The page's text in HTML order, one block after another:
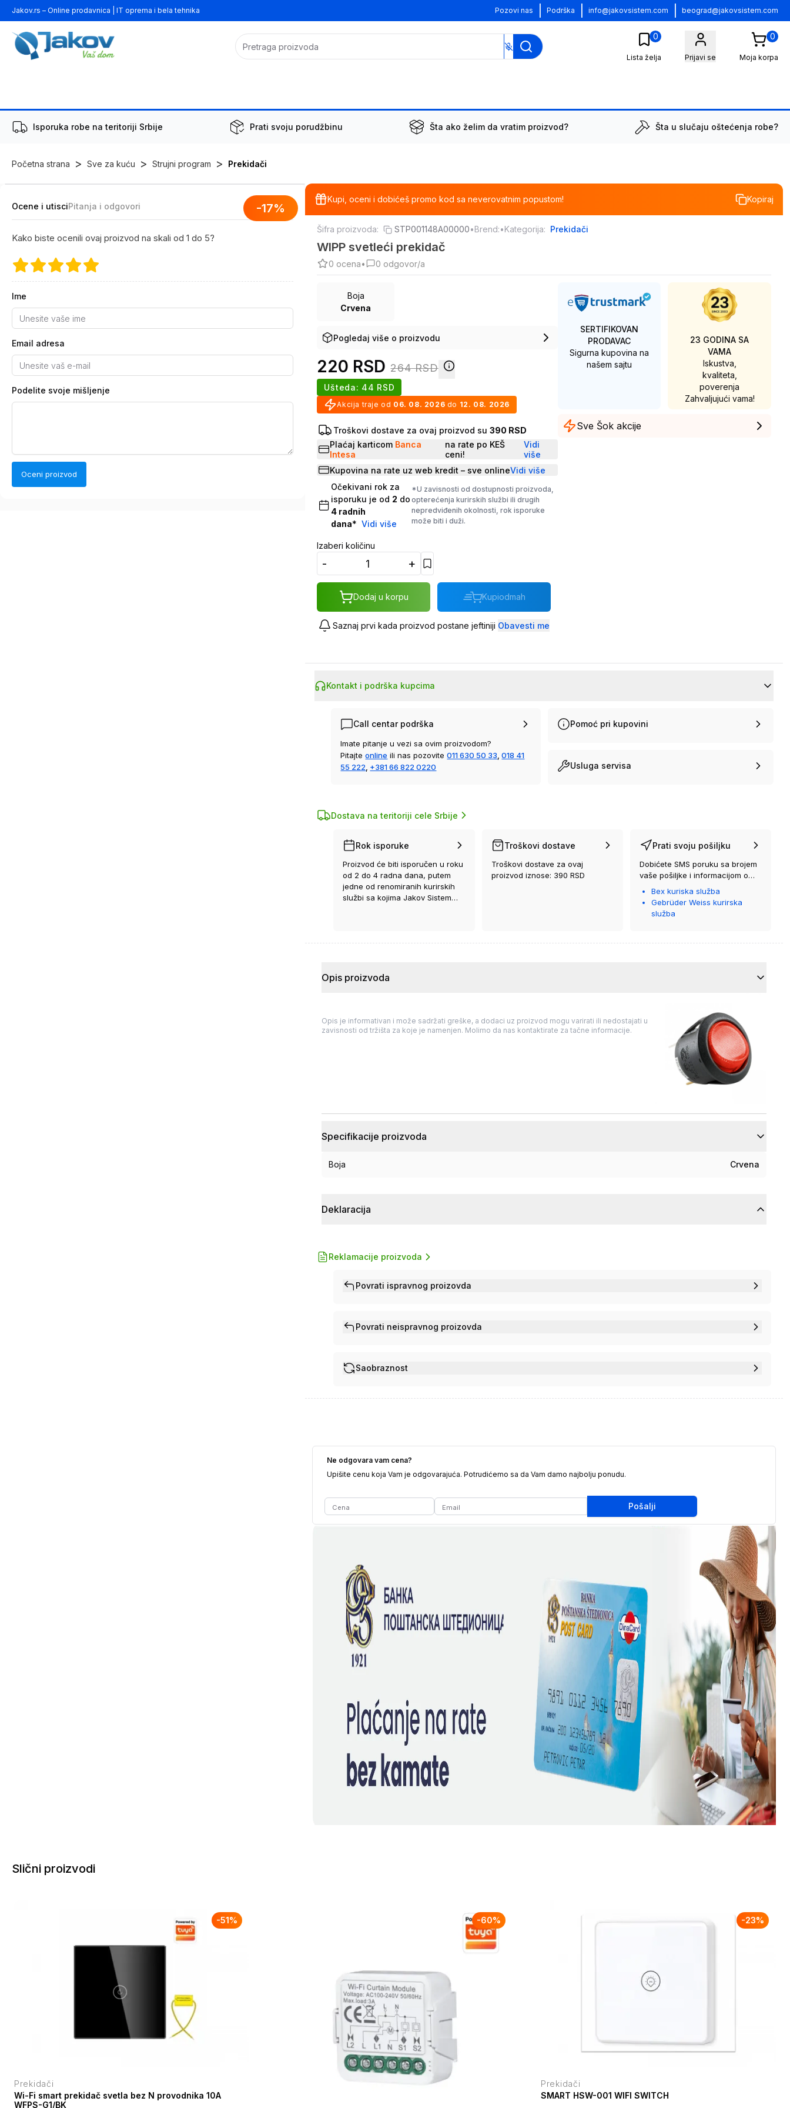
Jakov.rs – Online prodavnica | IT oprema i bela tehnika Pozovi nas Podrška info@jakovsistem.com beograd@jakovsistem.com
0
Lista želja Prijavi se
0
Moja korpa
Isporuka robe na teritoriji Srbije Prati svoju porudžbinu Šta ako želim da vratim proizvod? Šta u slučaju oštećenja robe?
Početna strana > Sve za kuću > Strujni program > Prekidači
-17%
Ocene i utisciPitanja i odgovori
Kako biste ocenili ovaj proizvod na skali od 1 do 5?
Ime
Email adresa
Podelite svoje mišljenje
Oceni proizvod
Kupi, oceni i dobićeš promo kod sa neverovatnim popustom! Kopiraj
Šifra proizvoda: STP001148A00000•Brend:•Kategorija: Prekidači
WIPP svetleći prekidač
0 ocena• 0 odgovor/a
Boja
Crvena
Pogledaj više o proizvodu
220 RSD 264 RSD
Ušteda: 44 RSD
Akcija traje od 06. 08. 2026 do 12. 08. 2026
Troškovi dostave za ovaj proizvod su 390 RSD
Plaćaj karticom Banca
Intesa
na rate po KEŠ
ceni!
Vidi
više
Kupovina na rate uz web kredit – sve onlineVidi više
Očekivani rok za
isporuku je od 2 do
4 radnih
dana* Vidi više
*U zavisnosti od dostupnosti proizvoda,
opterećenja kurirskih službi ili drugih
nepredviđenih okolnosti, rok isporuke
može biti i duži.
Izaberi količinu
- +
Dodaj u korpu Kupiodmah
Saznaj prvi kada proizvod postane jeftiniji Obavesti me
SERTIFIKOVAN
PRODAVAC
Sigurna kupovina na
našem sajtu
23 GODINA SA
VAMA
Iskustva,
kvaliteta,
poverenja
Zahvaljujući vama!
Sve Šok akcije
Kontakt i podrška kupcima
Call centar podrška
Imate pitanje u vezi sa ovim proizvodom?
Pitajte online ili nas pozovite 011 630 50 33 018 41
55 222 +381 66 822 0220
Pomoć pri kupovini
Usluga servisa
Dostava na teritoriji cele Srbije
Rok isporuke
Proizvod će biti isporučen u roku
od 2 do 4 radna dana, putem
jedne od renomiranih kurirskih
službi sa kojima Jakov Sistem
Troškovi dostave
Troškovi dostave za ovaj
proizvod iznose: 390 RSD
Prati svoju pošiljku
Dobićete SMS poruku sa brojem
vaše pošiljke i informacijom o
kurirskoj službi koja će vam je
Bex kuriska služba
Gebrüder Weiss kurirska
služba
Opis proizvoda
Opis je informativan i može sadržati greške, a dodaci uz proizvod mogu varirati ili nedostajati u
zavisnosti od tržišta za koje je namenjen. Molimo da nas kontaktirate za tačne informacije.
Specifikacije proizvoda
Boja Crvena
Deklaracija
Reklamacije proizvoda
Povrati ispravnog proizovda
Povrati neispravnog proizovda
Saobraznost
Ne odgovara vam cena?
Upišite cenu koja Vam je odgovarajuća. Potrudićemo sa da Vam damo najbolju ponudu.
Pošalji
Slični proizvodi
-51%
Prekidači
Wi-Fi smart prekidač svetla bez N provodnika 10A
WFPS-G1/BK
-60% -23%
Prekidači
SMART HSW-001 WIFI SWITCH